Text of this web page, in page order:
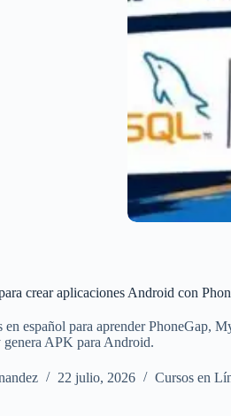
crear aplicaciones Android con
en español para aprender PhoneGap,
genera APK para Android.
22 julio, 2026 Cursos en